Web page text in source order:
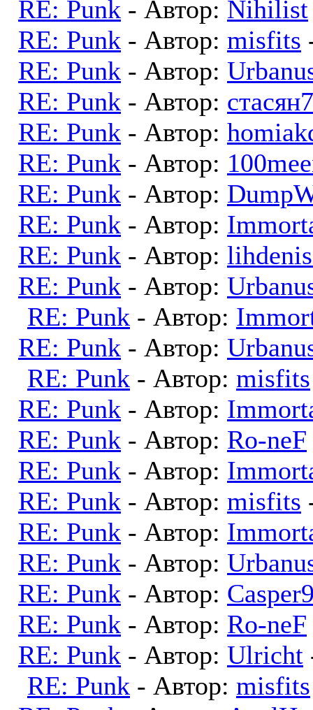
RE: Punk - Автор: Nihilist
RE: Punk - Автор: misfits
RE: Punk - Автор:
RE: Punk - Автор:
RE: Punk - Автор:
RE: Punk - Автор:
RE: Punk - Автор:
RE: Punk - Автор:
RE: Punk - Автор:
RE: Punk - Автор:
RE: Punk - Автор:
RE: Punk - Автор:
RE: Punk - Автор: misfits
RE: Punk - Автор:
RE: Punk - Автор: Ro-neF
RE: Punk - Автор:
RE: Punk - Автор: misfits
RE: Punk - Автор:
RE: Punk - Автор:
RE: Punk - Автор:
RE: Punk - Автор: Ro-neF
RE: Punk - Автор: Ulricht
RE: Punk - Автор: misfits